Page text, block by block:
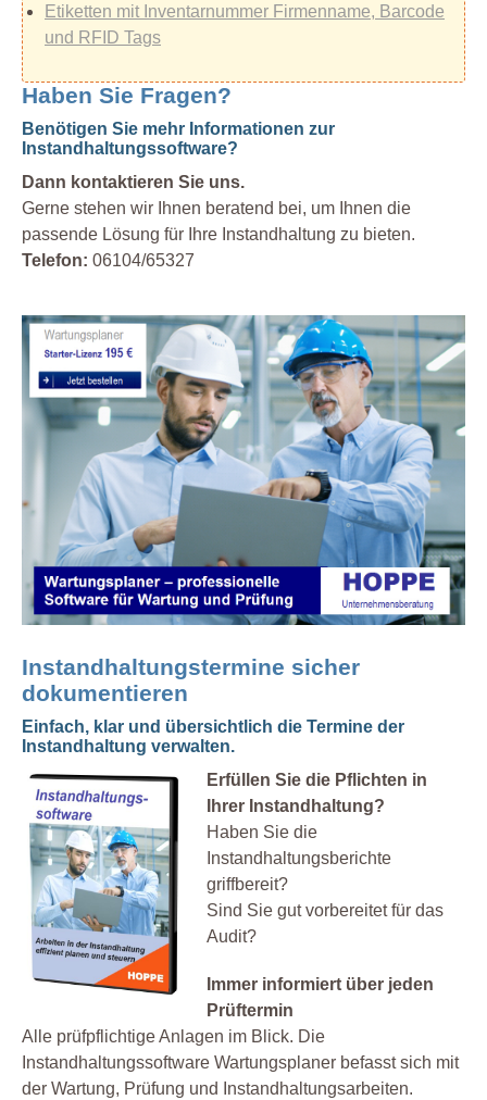
Etiketten mit Inventarnummer Firmenname, Barcode
und RFID Tags
Haben Sie Fragen?
Benötigen Sie mehr Informationen zur
Instandhaltungssoftware?
Dann kontaktieren Sie uns.
Gerne stehen wir Ihnen beratend bei, um Ihnen die
passende Lösung für Ihre Instandhaltung zu bieten.
Telefon: 06104/65327
Instandhaltungstermine sicher
dokumentieren
Einfach, klar und übersichtlich die Termine der
Instandhaltung verwalten.
Erfüllen Sie die Pflichten in
Ihrer Instandhaltung?
Haben Sie die
Instandhaltungsberichte
griffbereit?
Sind Sie gut vorbereitet für das
Audit?
Immer informiert über jeden
Prüftermin
Alle prüfpflichtige Anlagen im Blick. Die
Instandhaltungssoftware Wartungsplaner befasst sich mit
der Wartung, Prüfung und Instandhaltungsarbeiten.